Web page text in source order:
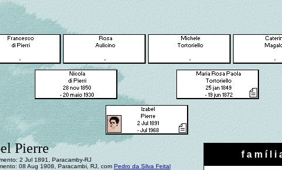
f a m í l i
Pierre
2 Jul 1891, Paracamby-RJ
08 Aug 1908, Paracambi, RJ, com Pedro da Silva Feital